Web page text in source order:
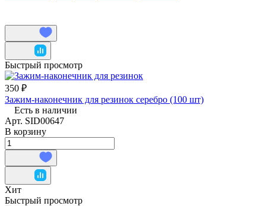
Быстрый просмотр
350 ₽
Зажим-наконечник для резинок серебро (100 шт)
Есть в наличии
Арт. SID00647
В корзину
Хит
Быстрый просмотр